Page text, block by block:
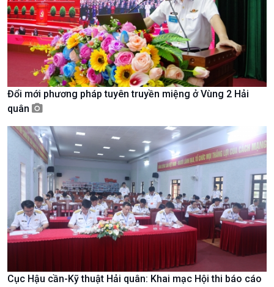
Văn hoá & Du lịch
Tin Văn hoá & Du lịch
Chát với người nổi tiếng
Câu chuyện Thể thao
Multimedia
Ảnh
Video
Infographic
E-Magazine
Đổi mới phương pháp tuyên truyền miệng ở Vùng 2 Hải
quân
Cục Hậu cần-Kỹ thuật Hải quân: Khai mạc Hội thi báo cáo